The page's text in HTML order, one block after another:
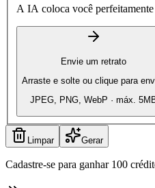
A IA coloca você perfeitamente
Envie um retrato
Arraste e solte ou clique para
JPEG, PNG, WebP · máx.
Limpar Gerar
Cadastre-se para ganhar 100